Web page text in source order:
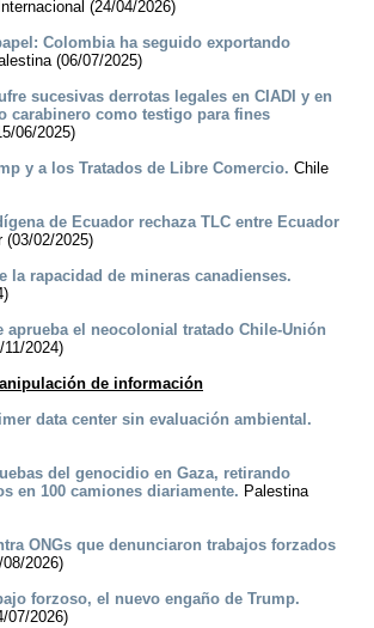
Internacional (24/04/2026)
Colombia ha seguido exportando
(06/07/2025)
sucesivas derrotas legales en CIADI y en
carabinero como testigo para fines
06/2025)
y a los Tratados de Libre Comercio. Chile
de Ecuador rechaza TLC entre Ecuador
(03/02/2025)
la rapacidad de mineras canadienses.
aprueba el neocolonial tratado Chile-Unión
2024)
de información
data center sin evaluación ambiental.
del genocidio en Gaza, retirando
en 100 camiones diariamente. Palestina
ONGs que denunciaron trabajos forzados
2026)
forzoso, el nuevo engaño de Trump.
07/2026)